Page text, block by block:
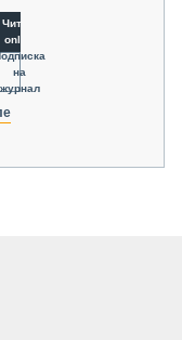
Читать
online
на
журнал